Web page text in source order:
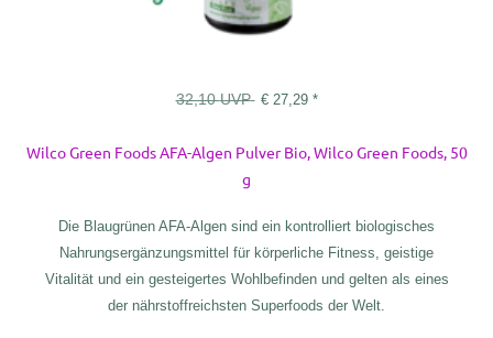
32,10UVP €27,29 *
Wilco Green Foods AFA-Algen Pulver Bio, Wilco Green Foods, 50
g
Die Blaugrünen AFA-Algen sind ein kontrolliert biologisches
Nahrungsergänzungsmittel für körperliche Fitness, geistige
Vitalität und ein gesteigertes Wohlbefinden und gelten als eines
der nährstoffreichsten Superfoods der Welt.